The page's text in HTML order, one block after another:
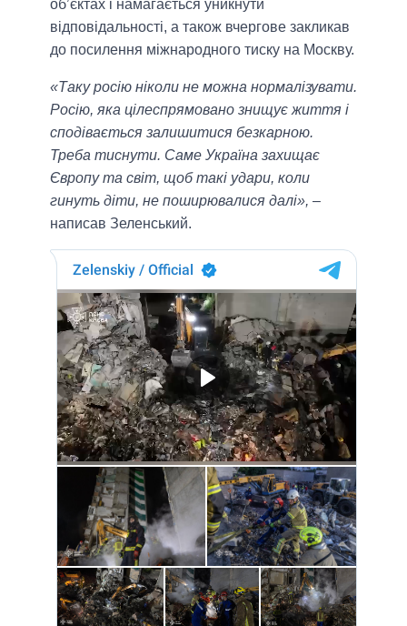
об’єктах і намагається уникнути
відповідальності, а також вчергове закликав
до посилення міжнародного тиску на Москву.
«Таку росію ніколи не можна нормалізувати.
Росію, яка цілеспрямовано знищує життя і
сподівається залишитися безкарною.
Треба тиснути. Саме Україна захищає
Європу та світ, щоб такі удари, коли
гинуть діти, не поширювалися далі», –
написав Зеленський.